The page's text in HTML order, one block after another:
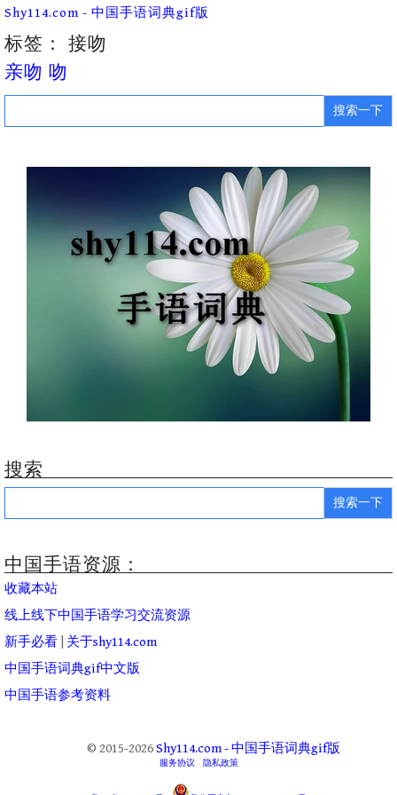
Skip
content
Shy114.com - 中国手语词典gif版
标签： 接吻
亲吻 吻
Search
搜索
Search
中国手语资源：
收藏本站
线上线下中国手语学习交流资源
新手必看
关于shy114.com
中国手语词典gif中文版
中国手语参考资料
© 2015-2026Shy114.com - 中国手语词典gif版
服务协议 隐私政策